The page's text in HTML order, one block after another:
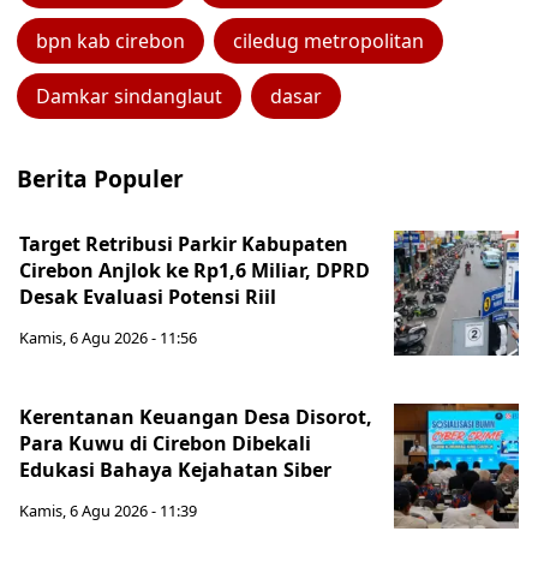
bpn kab cirebon ciledug metropolitan
Damkar sindanglaut dasar
Berita Populer
Target Retribusi Parkir Kabupaten
Cirebon Anjlok ke Rp1,6 Miliar, DPRD
Desak Evaluasi Potensi Riil
Kamis, 6 Agu 2026 - 11:56
Kerentanan Keuangan Desa Disorot,
Para Kuwu di Cirebon Dibekali
Edukasi Bahaya Kejahatan Siber
Kamis, 6 Agu 2026 - 11:39